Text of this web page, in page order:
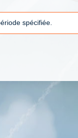
spécifiée.